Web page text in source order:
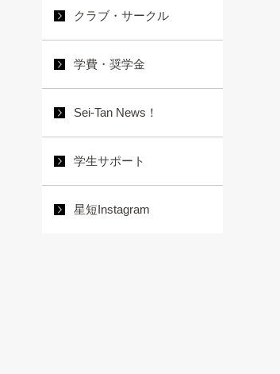
クラブ・サークル
学費・奨学金
Sei-Tan News！
学生サポート
星短Instagram